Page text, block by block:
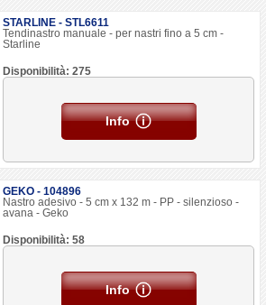
STARLINE - STL6611
Tendinastro manuale - per nastri fino a 5 cm -
Starline
Disponibilità: 275
Info
GEKO - 104896
Nastro adesivo - 5 cm x 132 m - PP - silenzioso -
avana - Geko
Disponibilità: 58
Info